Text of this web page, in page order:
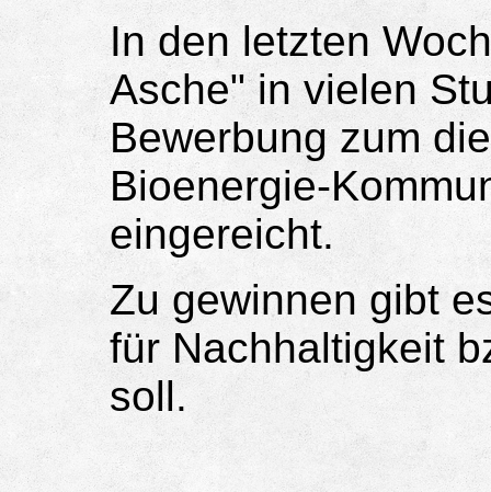
In den letzten
Asche" in vielen
Bewerbung zum
Bioenergie-
eingereicht.
Zu gewinnen gibt
für Nachhaltigkeit
soll.